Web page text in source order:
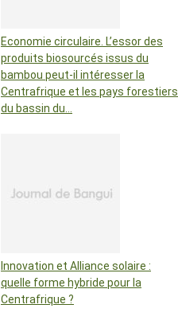
Economie circulaire. L’essor des
produits biosourcés issus du
bambou peut-il intéresser la
Centrafrique et les pays forestiers
du bassin du…
Innovation et Alliance solaire :
quelle forme hybride pour la
Centrafrique ?